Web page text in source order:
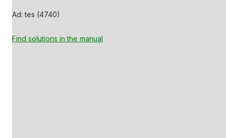
Ad: tes (4740)
Find solutions in the manual